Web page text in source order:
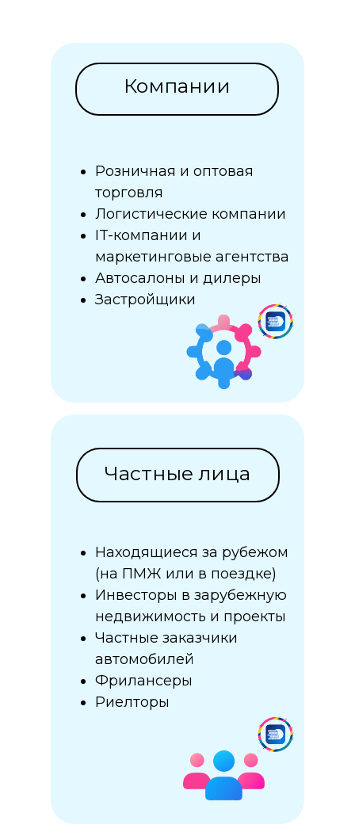
Компании
Розничная и оптовая
торговля
Логистические компании
IT-компании и
маркетинговые агентства
Автосалоны и дилеры
Застройщики
Частные лица
Находящиеся за рубежом
(на ПМЖ или в поездке)
Инвесторы в зарубежную
недвижимость и проекты
Частные заказчики
автомобилей
Фрилансеры
Риелторы